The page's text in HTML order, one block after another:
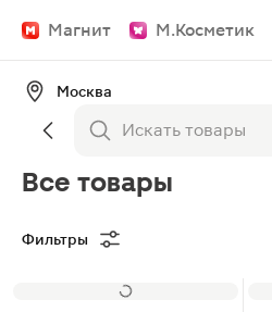
Магнит М.Косметик
Москва
Все товары
Фильтры